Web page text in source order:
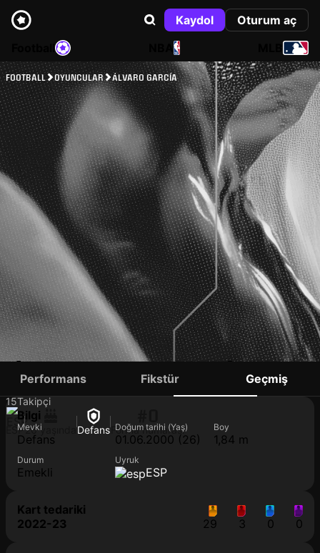
Kaydol
Oturum aç
NBA
FOOTBALL OYUNCULAR ÁLVARO GARCÍA
ÁLVARO GARCÍA
15Takipçi
ESP26 yaşında Defans Forma numarası
Performans Fikstür Geçmiş
Bilgi
Mevki
Defans
Doğum tarihi (Yaş)
01.06.2000 (26)
Boy
1,84 m
Durum
Emekli
Uyruk
ESP
Kart tedariki
2022-23
29 3 0 0